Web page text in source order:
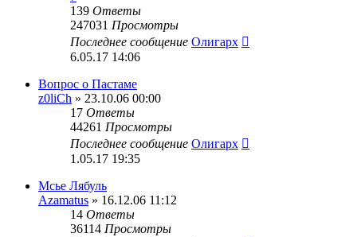
139 Ответы
247031 Просмотры
Последнее сообщение Олигарх
6.05.17 14:06
Вопрос о Пастаме
z0liCh » 23.10.06 00:00
17 Ответы
44261 Просмотры
Последнее сообщение Олигарх
1.05.17 19:35
Мсье Лябуль
Azamatus » 16.12.06 11:12
14 Ответы
36114 Просмотры